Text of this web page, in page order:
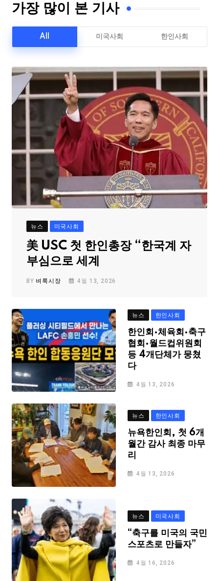
가장 많이 본 기사
All 미국사회 한인사회
뉴스 미국사회
美 USC 첫 한인총장 “한국계 자
부심으로 세계
BY 벼룩시장 4월 13, 2026
뉴스 한인사회
한인회·체육회·축구
협회·월드컵위원회
등 4개단체가 뭉쳤
다
4월 13, 2026
뉴스 한인사회
뉴욕한인회, 첫 6개
월간 감사 최종 마무
리
4월 13, 2026
뉴스 미국사회
“축구를 미국의 국민
스포츠로 만들자”
4월 16, 2026